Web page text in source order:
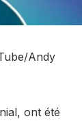
Andy
ont été